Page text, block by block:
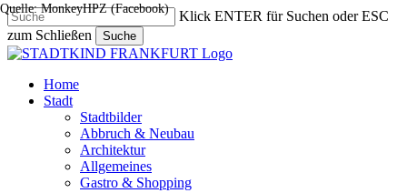
Skip
to
main
content
Klick ENTER für Suchen oder ESC
zum Schließen
Suche
Close
search
Menu
Home
Stadt
Stadtbilder
Abbruch & Neubau
Architektur
Allgemeines
Gastro & Shopping
Quelle: MonkeyHPZ (Facebook)